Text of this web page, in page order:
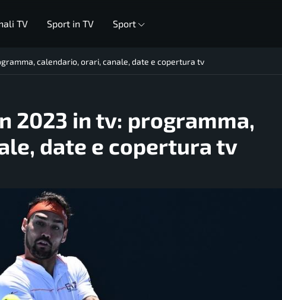
TV Sport in TV Sport
calendario, orari, canale, date e copertura tv
2023 in tv: programma,
date e copertura tv